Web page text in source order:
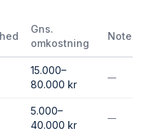
Gns.
omkostning
Note
15.000–
80.000 kr
—
5.000–
40.000 kr
—